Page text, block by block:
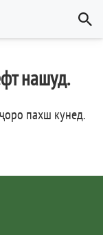
нашуд.
пахш кунед.